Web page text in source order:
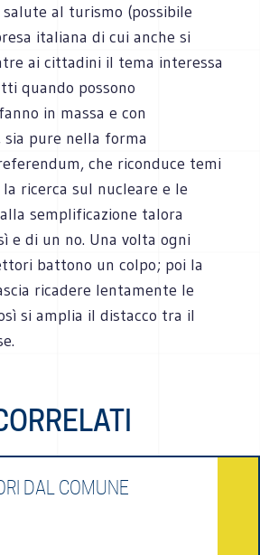
al turismo (possibile
italiana di cui anche si
ai cittadini il tema interessa
quando possono
in massa e con
sia pure nella forma
che riconduce temi
ricerca sul nucleare e le
semplificazione talora
e di un no. Una volta ogni
battono un colpo; poi la
ricadere lentamente le
si amplia il distacco tra il
DAL COMUNE